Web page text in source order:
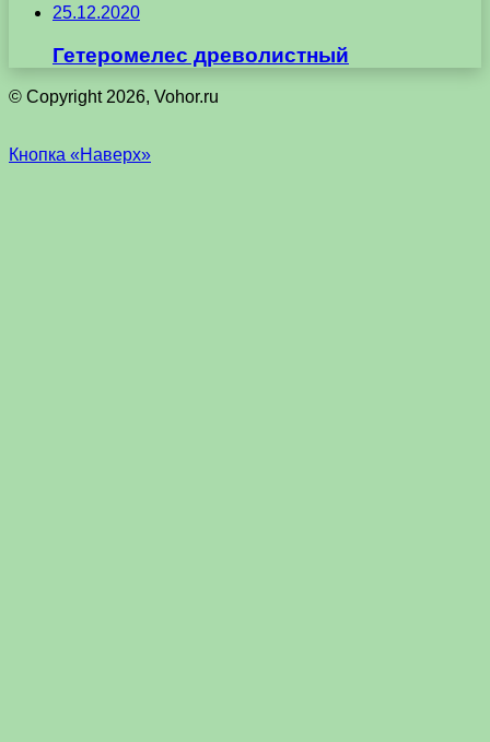
25.12.2020
Гетеромелес древолистный
© Copyright 2026, Vohor.ru
Кнопка «Наверх»